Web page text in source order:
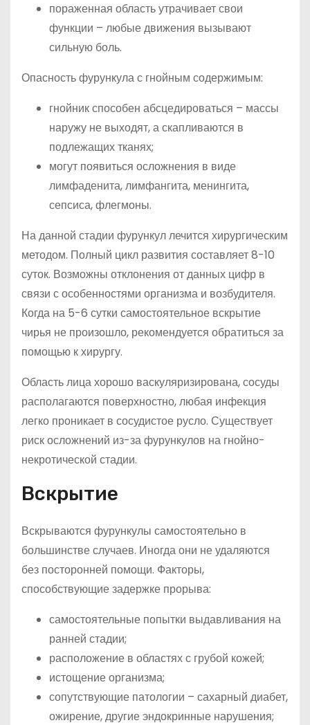
пораженная область утрачивает свои
функции – любые движения вызывают
сильную боль.
Опасность фурункула с гнойным содержимым:
гнойник способен абсцедироваться – массы
наружу не выходят, а скапливаются в
подлежащих тканях;
могут появиться осложнения в виде
лимфаденита, лимфангита, менингита,
сепсиса, флегмоны.
На данной стадии фурункул лечится хирургическим
методом. Полный цикл развития составляет 8-10
суток. Возможны отклонения от данных цифр в
связи с особенностями организма и возбудителя.
Когда на 5-6 сутки самостоятельное вскрытие
чирья не произошло, рекомендуется обратиться за
помощью к хирургу.
Область лица хорошо васкуляризирована, сосуды
располагаются поверхностно, любая инфекция
легко проникает в сосудистое русло. Существует
риск осложнений из-за фурункулов на гнойно-
некротической стадии.
Вскрытие
Вскрываются фурункулы самостоятельно в
большинстве случаев. Иногда они не удаляются
без посторонней помощи. Факторы,
способствующие задержке прорыва:
самостоятельные попытки выдавливания на
ранней стадии;
расположение в областях с грубой кожей;
истощение организма;
сопутствующие патологии – сахарный диабет,
ожирение, другие эндокринные нарушения;